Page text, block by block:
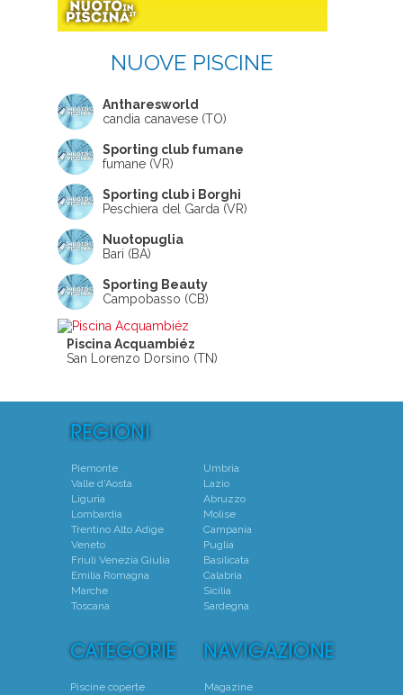
NUOVE PISCINE
Antharesworld
candia canavese (TO)
Sporting club fumane
fumane (VR)
Sporting club i Borghi
Peschiera del Garda (VR)
Nuotopuglia
Bari (BA)
Sporting Beauty
Campobasso (CB)
Piscina Acquambiéz
San Lorenzo Dorsino (TN)
Piemonte
Valle d'Aosta
Liguria
Lombardia
Trentino Alto Adige
Veneto
Friuli Venezia Giulia
Emilia Romagna
Marche
Toscana
Umbria
Lazio
Abruzzo
Molise
Campania
Puglia
Basilicata
Calabria
Sicilia
Sardegna
Piscine coperte Magazine